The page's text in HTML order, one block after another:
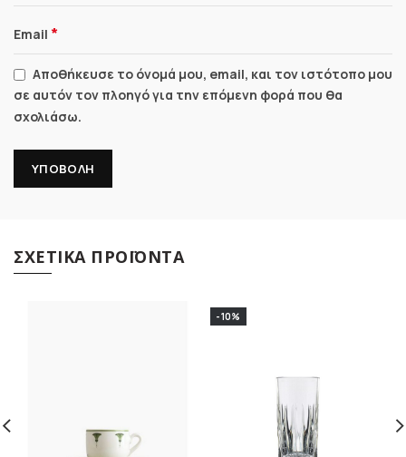
Email *
Αποθήκευσε το όνομά μου, email, και τον ιστότοπο μου
σε αυτόν τον πλοηγό για την επόμενη φορά που θα
σχολιάσω.
ΣΧΕΤΙΚΆ ΠΡΟΪΌΝΤΑ
-10%